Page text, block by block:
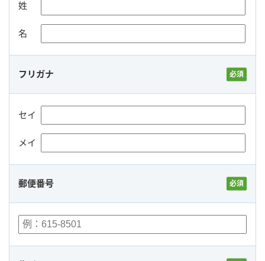
姓
名
フリガナ
セイ
メイ
郵便番号